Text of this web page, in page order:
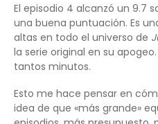
El episodio 4 alcanzó un 9.7
una buena puntuación. Es
altas en todo el universo de
la serie original en su
tantos minutos.
Esto me hace pensar en
idea de que «más grande»